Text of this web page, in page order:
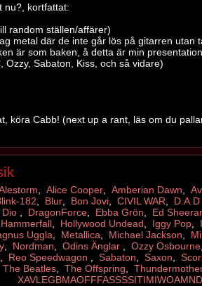
nu?, kortfattat:
random ställen/affärer)
metal där de inte går lös på gitarren utan
är som baken, å detta är min
Ozzy, Sabaton, Kiss, och så vidare)
köra Cabb! (next up a rant, läs om du
Alice Cooper Amberian Dawn
182 Blur, Bon Jovi, CIVIL WAR D.A.D
Dio DragonForce, Ebba Grön Ed
Hammerfall, Hollywood Undead Iggy Pop,
Uggla Metallica Michael Jackson
, Nordman Odins Änglar Ozzy Osbourne
Reo Speedwagon Sabaton Saxon
The Beatles, The Offspring